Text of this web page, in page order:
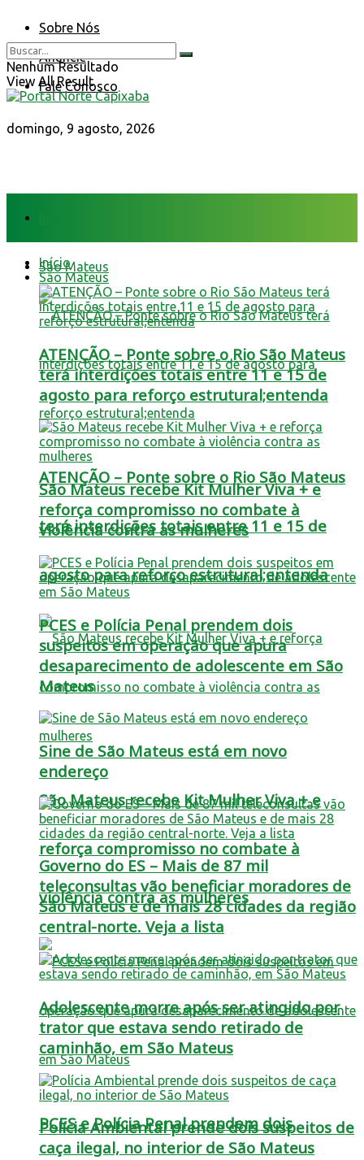
Sobre Nós
Anuncie
Fale Conosco
domingo, 9 agosto, 2026
Nenhum Resultado
View All Result
São Mateus
ATENÇÃO – Ponte sobre o Rio São Mateus
terá interdições totais entre 11 e 15 de
agosto para reforço estrutural;entenda
São Mateus recebe Kit Mulher Viva + e
reforça compromisso no combate à
violência contra as mulheres
PCES e Polícia Penal prendem dois
Início
São Mateus
ATENÇÃO – Ponte sobre o Rio São Mateus
terá interdições totais entre 11 e 15 de
agosto para reforço estrutural;entenda
São Mateus recebe Kit Mulher Viva + e
reforça compromisso no combate à
violência contra as mulheres
PCES e Polícia Penal prendem dois
suspeitos em operação que apura
desaparecimento de adolescente em São
Mateus
Sine de São Mateus está em novo
endereço
Governo do ES – Mais de 87 mil
teleconsultas vão beneficiar moradores de
São Mateus e de mais 28 cidades da região
central-norte. Veja a lista
Adolescente morre após ser atingido por
trator que estava sendo retirado de
caminhão, em São Mateus
Polícia Ambiental prende dois suspeitos de
caça ilegal, no interior de São Mateus